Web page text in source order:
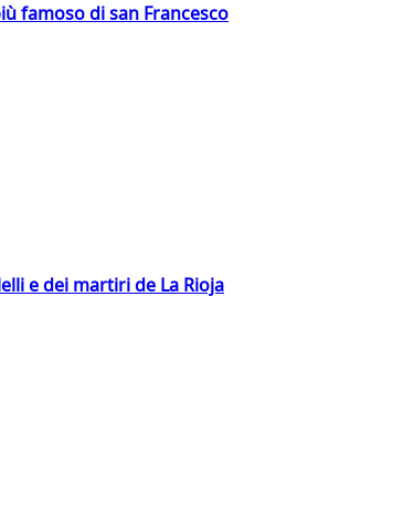
famoso di san Francesco
e dei martiri de La Rioja